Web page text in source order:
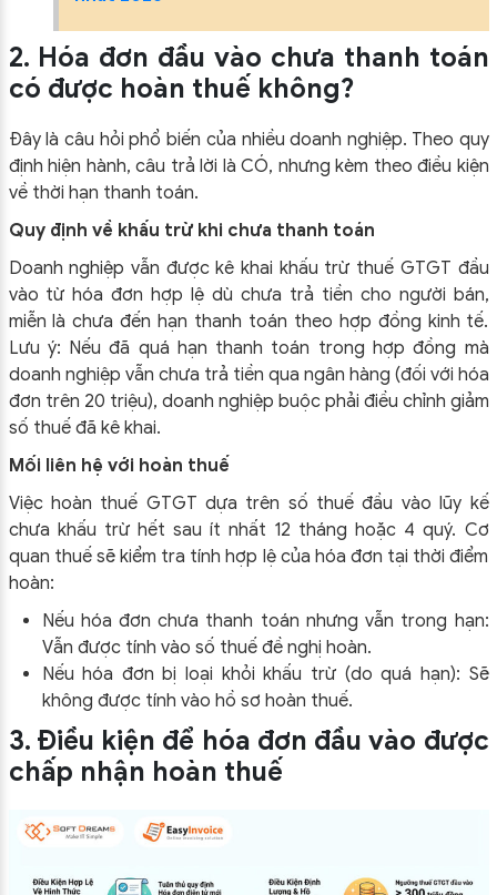
2. Hóa đơn đầu vào chưa thanh toán
có được hoàn thuế không?
Đây là câu hỏi phổ biến của nhiều doanh nghiệp. Theo quy
định hiện hành, câu trả lời là CÓ, nhưng kèm theo điều kiện
về thời hạn thanh toán.
Quy định về khấu trừ khi chưa thanh toán
Doanh nghiệp vẫn được kê khai khấu trừ thuế GTGT đầu
vào từ hóa đơn hợp lệ dù chưa trả tiền cho người bán,
miễn là chưa đến hạn thanh toán theo hợp đồng kinh tế.
Lưu ý: Nếu đã quá hạn thanh toán trong hợp đồng mà
doanh nghiệp vẫn chưa trả tiền qua ngân hàng (đối với hóa
đơn trên 20 triệu), doanh nghiệp buộc phải điều chỉnh giảm
số thuế đã kê khai.
Mối liên hệ với hoàn thuế
Việc hoàn thuế GTGT dựa trên số thuế đầu vào lũy kế
chưa khấu trừ hết sau ít nhất 12 tháng hoặc 4 quý. Cơ
quan thuế sẽ kiểm tra tính hợp lệ của hóa đơn tại thời điểm
hoàn:
Nếu hóa đơn chưa thanh toán nhưng vẫn trong hạn:
Vẫn được tính vào số thuế đề nghị hoàn.
Nếu hóa đơn bị loại khỏi khấu trừ (do quá hạn): Sẽ
không được tính vào hồ sơ hoàn thuế.
3. Điều kiện để hóa đơn đầu vào được
chấp nhận hoàn thuế